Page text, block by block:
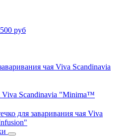
руб
чая Viva Scandinavia
Viva Scandinavia "Minima™
для заваривания чая Viva